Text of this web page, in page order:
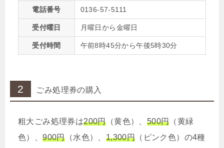
電話番号 0136-57-5111
受付曜日 月曜日から金曜日
受付時間 午前8時45分から午後5時30分
2 ごみ処理券の購入
粗大ごみ処理券は200円（黄色）、 500円 （黄緑
色）、900円（水色）、 1,300円 （ピンク色）の4種